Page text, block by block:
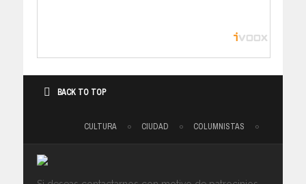
BACK TO TOP
CULTURA CIUDAD COLUMNISTAS